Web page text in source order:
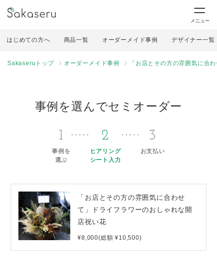
メニュー
はじめての方へ 商品一覧 オーダーメイド事例 デザイナー一覧
Sakaseruトップ オーダーメイド事例 「お店とその方の雰囲気に合
事例を選んでセミオーダー
1
事例を
選ぶ
2
ヒアリング
シート入力
3
お支払い
「お店とその方の雰囲気に合わせ
て」ドライフラワーのおしゃれな開
店祝い花
¥8,000(総額 ¥10,500)